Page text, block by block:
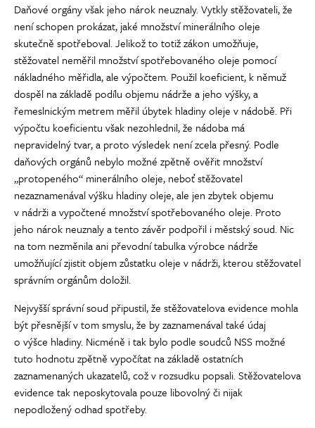
Daňové orgány však jeho nárok neuznaly. Vytkly stěžovateli, že
není schopen prokázat, jaké množství minerálního oleje
skutečně spotřeboval. Jelikož to totiž zákon umožňuje,
stěžovatel neměřil množství spotřebovaného oleje pomocí
nákladného měřidla, ale výpočtem. Použil koeficient, k němuž
dospěl na základě podílu objemu nádrže a jeho výšky, a
řemeslnickým metrem měřil úbytek hladiny oleje v nádobě. Při
výpočtu koeficientu však nezohlednil, že nádoba má
nepravidelný tvar, a proto výsledek není zcela přesný. Podle
daňových orgánů nebylo možné zpětně ověřit množství
„protopeného“ minerálního oleje, neboť stěžovatel
nezaznamenával výšku hladiny oleje, ale jen zbytek objemu
v nádrži a vypočtené množství spotřebovaného oleje. Proto
jeho nárok neuznaly a tento závěr podpořil i městský soud. Nic
na tom nezměnila ani převodní tabulka výrobce nádrže
umožňující zjistit objem zůstatku oleje v nádrži, kterou stěžovatel
správním orgánům doložil.
Nejvyšší správní soud připustil, že stěžovatelova evidence mohla
být přesnější v tom smyslu, že by zaznamenával také údaj
o výšce hladiny. Nicméně i tak bylo podle soudců NSS možné
tuto hodnotu zpětně vypočítat na základě ostatních
zaznamenaných ukazatelů, což v rozsudku popsali. Stěžovatelova
evidence tak neposkytovala pouze libovolný či nijak
nepodložený odhad spotřeby.